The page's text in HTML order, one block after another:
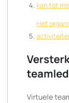
kan tot
Het
Virtuele